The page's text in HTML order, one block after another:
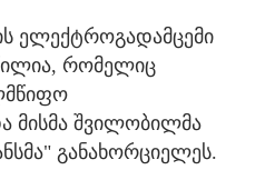
ელექტროგადამცემი
რომელიც
მისმა შვილობილმა
განახორციელეს.